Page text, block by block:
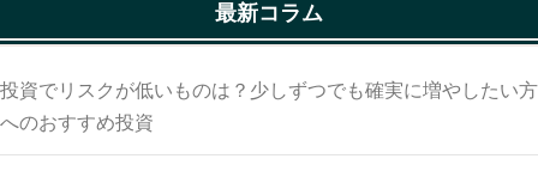
最新コラム
投資でリスクが低いものは？少しずつでも確実に増やしたい方
へのおすすめ投資